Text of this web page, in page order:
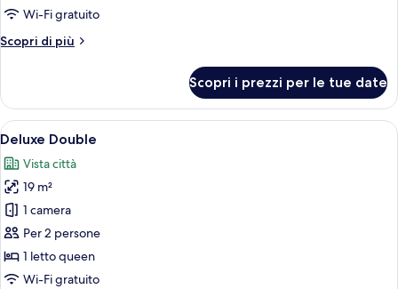
Wi-Fi gratuito
Scopri di più
Altri
Double
Scopri i prezzi per le tue date
Apri
tutte
le
foto
per
Deluxe
Double
Una camera d'albergo moderna con
7
Deluxe Double
Vista città
19 m²
1 camera
Per 2 persone
1 letto queen
Wi-Fi gratuito